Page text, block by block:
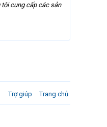
tôi cung cấp các sản
Trợ giúp Trang chủ